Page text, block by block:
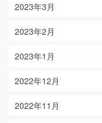
2023年3月
2023年2月
2023年1月
2022年12月
2022年11月